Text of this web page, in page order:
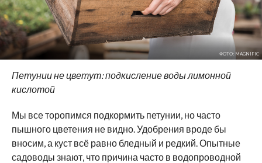
ФОТО: MAGNIFIC
Петунии не цветут: подкисление воды лимонной
кислотой
Мы все торопимся подкормить петунии, но часто
пышного цветения не видно. Удобрения вроде бы
вносим, а куст всё равно бледный и редкий. Опытные
садоводы знают, что причина часто в водопроводной